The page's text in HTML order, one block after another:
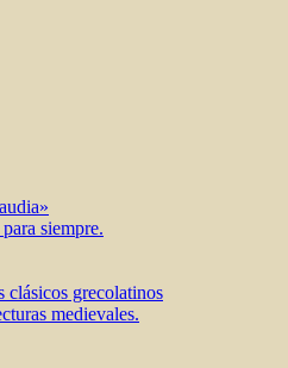
siempre.
grecolatinos
medievales.